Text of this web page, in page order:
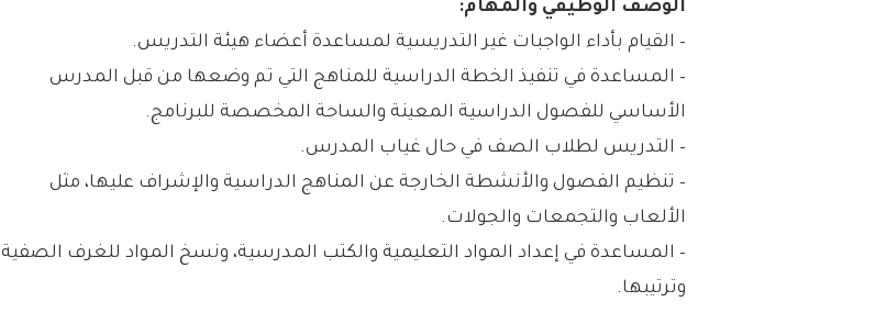
الوصف الوظيفي والمهام:
– القيام بأداء الواجبات غير التدريسية لمساعدة أعضاء هيئة التدريس.
– المساعدة في تنفيذ الخطة الدراسية للمناهج التي تم وضعها من قبل المدرس
الأساسي للفصول الدراسية المعينة والساحة المخصصة للبرنامج.
– التدريس لطلاب الصف في حال غياب المدرس.
– تنظيم الفصول والأنشطة الخارجة عن المناهج الدراسية والإشراف عليها، مثل
الألعاب والتجمعات والجولات.
– المساعدة في إعداد المواد التعليمية والكتب المدرسية، ونسخ المواد للغرف الصفية
وترتيبها.